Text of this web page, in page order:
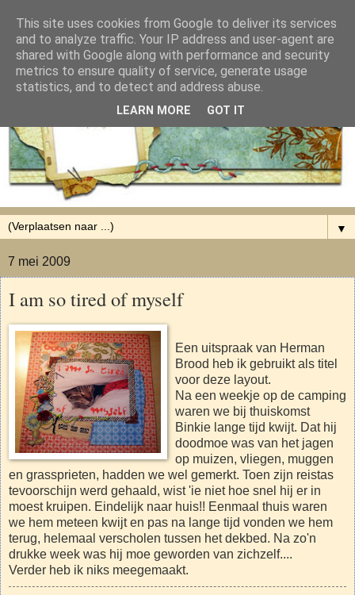
▼
7 mei 2009
I am so tired of myself
Een uitspraak van Herman
Brood heb ik gebruikt als titel
voor deze layout.
Na een weekje op de camping
waren we bij thuiskomst
Binkie lange tijd kwijt. Dat hij
doodmoe was van het jagen
op muizen, vliegen, muggen
en grassprieten, hadden we wel gemerkt. Toen zijn reistas
tevoorschijn werd gehaald, wist 'ie niet hoe snel hij er in
moest kruipen. Eindelijk naar huis!! Eenmaal thuis waren
we hem meteen kwijt en pas na lange tijd vonden we hem
terug, helemaal verscholen tussen het dekbed. Na zo'n
drukke week was hij moe geworden van zichzelf....
Verder heb ik niks meegemaakt.
This site uses cookies from Google to deliver its services
and to analyze traffic. Your IP address and user-agent are
shared with Google along with performance and security
metrics to ensure quality of service, generate usage
statistics, and to detect and address abuse.
LEARN MORE GOT IT